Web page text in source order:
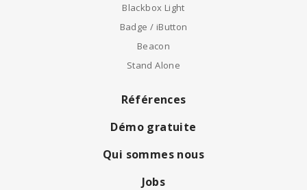
Blackbox Light
Badge / iButton
Beacon
Stand Alone
Références
Démo gratuite
Qui sommes nous
Jobs